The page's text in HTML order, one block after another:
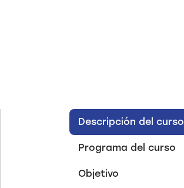
Descripción del curso
Programa del curso
Objetivo